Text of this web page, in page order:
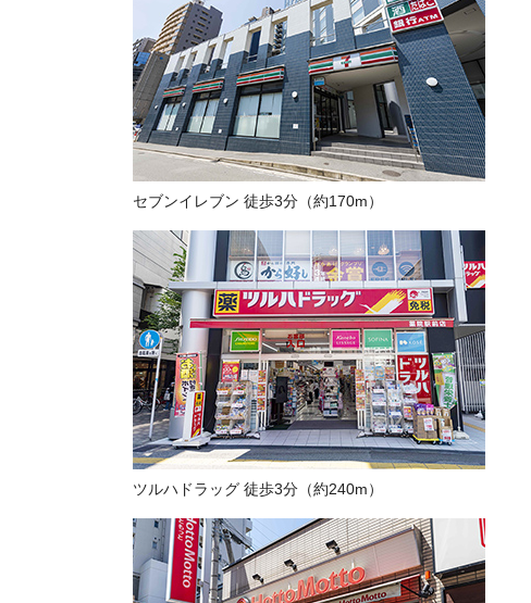
セブンイレブン 徒歩3分（約170m）
ツルハドラッグ 徒歩3分（約240m）